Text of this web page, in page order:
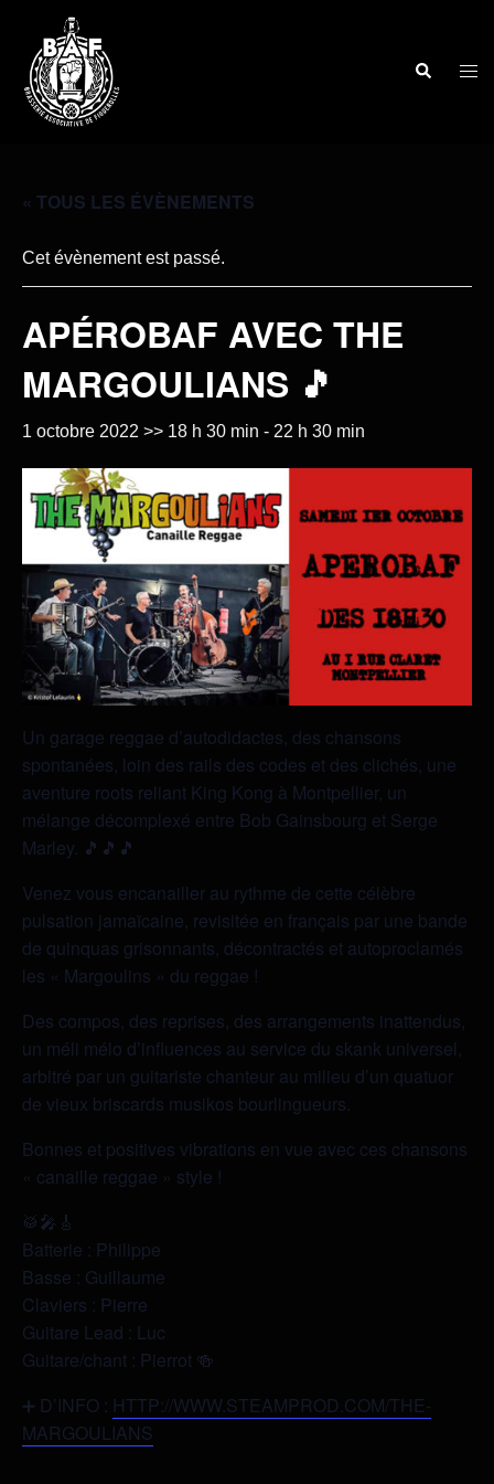
« TOUS LES ÉVÈNEMENTS
Cet évènement est passé.
APÉROBAF AVEC THE
MARGOULIANS 🎵
1 octobre 2022 >> 18 h 30 min - 22 h 30 min
Un garage reggae d’autodidactes, des chansons
spontanées, loin des rails des codes et des clichés, une
aventure roots reliant King Kong à Montpellier, un
mélange décomplexé entre Bob Gainsbourg et Serge
Marley. 🎵🎵🎵
Venez vous encanailler au rythme de cette célèbre
pulsation jamaïcaine, revisitée en français par une bande
de quinquas grisonnants, décontractés et autoproclamés
les « Margoulins » du reggae !
Des compos, des reprises, des arrangements inattendus,
un méli mélo d’influences au service du skank universel,
arbitré par un guitariste chanteur au milieu d’un quatuor
de vieux briscards musikos bourlingueurs.
Bonnes et positives vibrations en vue avec ces chansons
« canaille reggae » style !
🥁🎤🎸
Batterie : Philippe
Basse : Guillaume
Claviers : Pierre
Guitare Lead : Luc
Guitare/chant : Pierrot 🍻
➕ D’INFO : HTTP://WWW.STEAMPROD.COM/THE-
MARGOULIANS